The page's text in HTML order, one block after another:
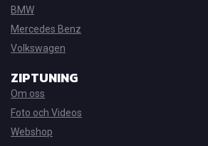
BMW
Mercedes Benz
Volkswagen
ZIPTUNING
Om oss
Foto och Videos
Webshop